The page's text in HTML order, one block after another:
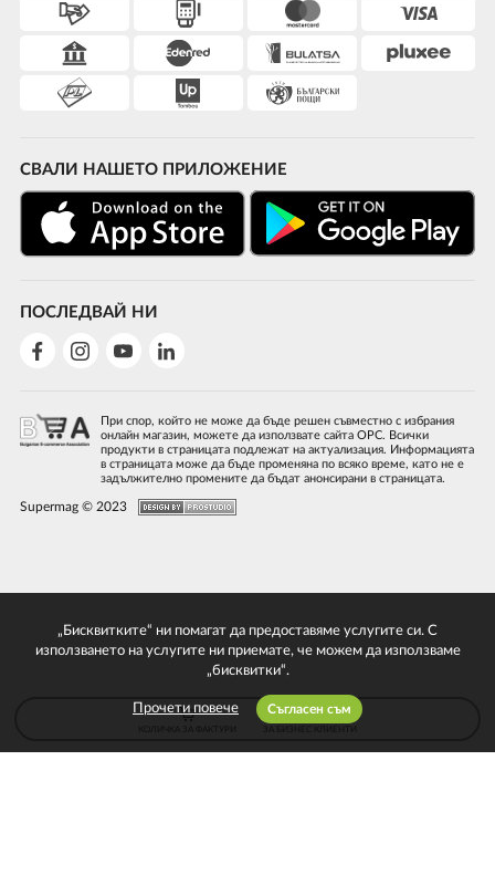
СВАЛИ НАШЕТО ПРИЛОЖЕНИЕ
ПОСЛЕДВАЙ НИ
При спор, който не може да бъде решен съвместно с избрания
онлайн магазин, можете да използвате сайта ОРС. Всички
продукти в страницата подлежат на актуализация. Информацията
в страницата може да бъде променяна по всяко време, като не е
задължително промените да бъдат анонсирани в страницата.
Supermag © 2023
„Бисквитките“ ни помагат да предоставяме услугите си. С
използването на услугите ни приемате, че можем да използваме
„бисквитки“.
Прочети повече Съгласен съм